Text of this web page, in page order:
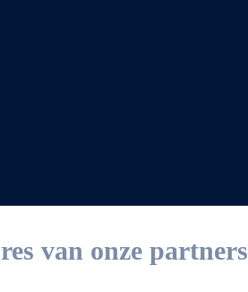
van onze partners